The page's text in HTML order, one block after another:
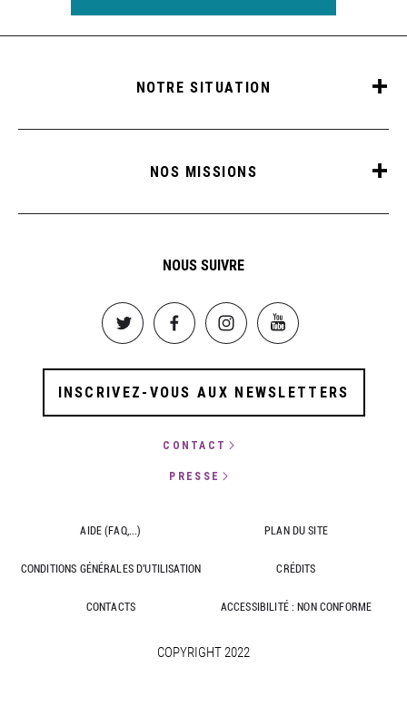
NOTRE SITUATION
NOS MISSIONS
NOUS SUIVRE
Image Image Image Image
INSCRIVEZ-VOUS AUX NEWSLETTERS
CONTACT
PRESSE
AIDE (FAQ,...) PLAN DU SITE
CONDITIONS GÉNÉRALES D'UTILISATION CRÉDITS
CONTACTS ACCESSIBILITÉ : NON CONFORME
COPYRIGHT 2022